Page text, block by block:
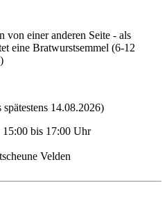
von einer anderen Seite - als
eine Bratwurstsemmel (6-12
14.08.2026)
15:00 bis 17:00 Uhr
Velden